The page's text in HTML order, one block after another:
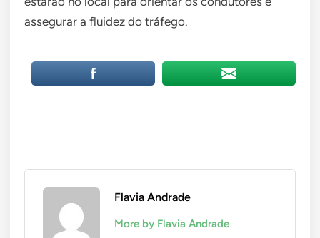
assegurar a fluidez do tráfego.
Flavia Andrade
More by Flavia Andrade